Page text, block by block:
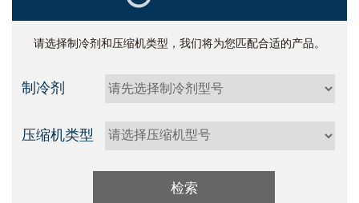
请选择制冷剂和压缩机类型，我们将为您匹配合适的产品。
制冷剂
压缩机类型